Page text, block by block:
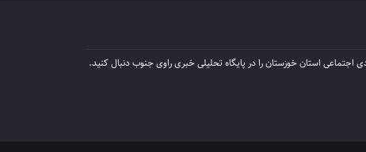
اجتماعی استان خوزستان را در پایگاه تحلیلی خبری راوی جنوب دنبال کنید.